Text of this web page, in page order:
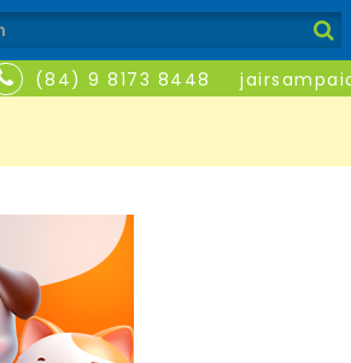
(84) 9 8173 8448